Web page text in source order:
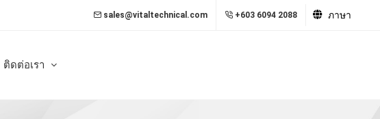
sales@vitaltechnical.com +603 6094 2088 ภาษา
ติดต่อเรา